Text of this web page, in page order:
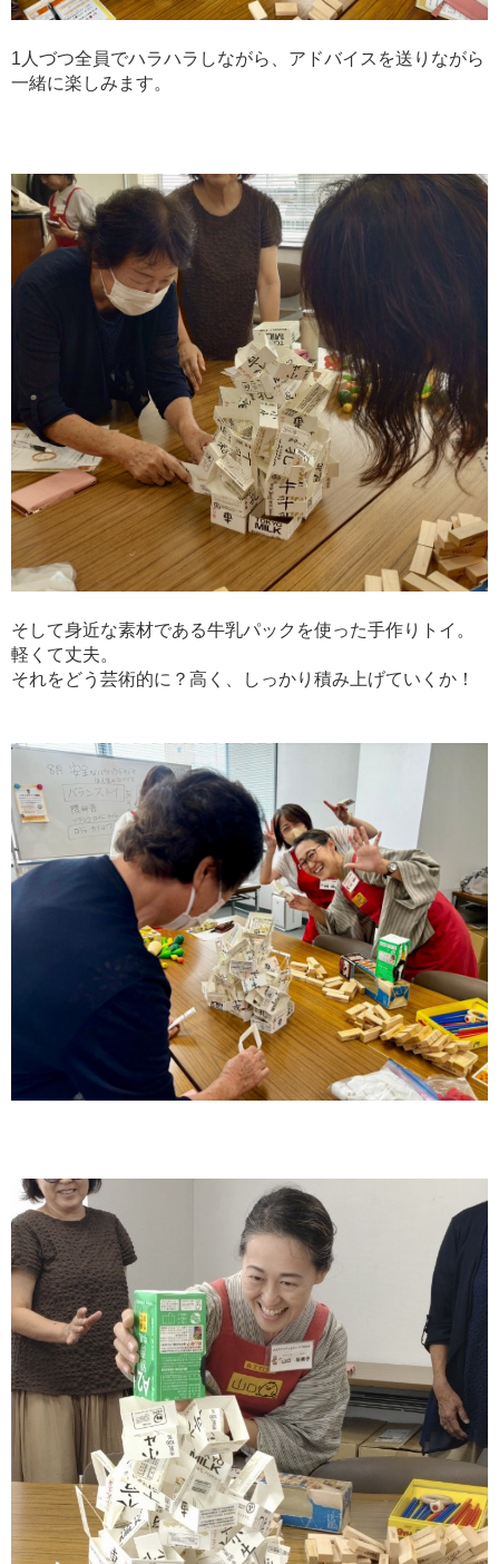
1人づつ全員でハラハラしながら、アドバイスを送りながら
一緒に楽しみます。
そして身近な素材である牛乳パックを使った手作りトイ。
軽くて丈夫。
それをどう芸術的に？高く、しっかり積み上げていくか！